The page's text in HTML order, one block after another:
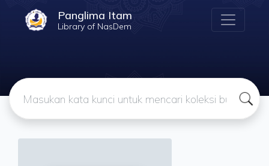
Panglima Itam
Library of NasDem